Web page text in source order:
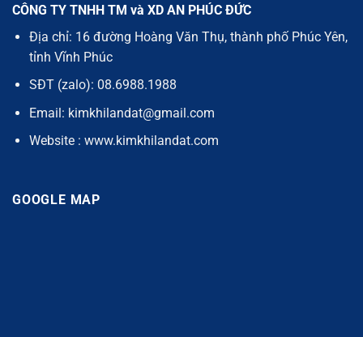
CÔNG TY TNHH TM và XD AN PHÚC ĐỨC
Địa chỉ: 16 đường Hoàng Văn Thụ, thành phố Phúc Yên,
tỉnh Vĩnh Phúc
SĐT (zalo): 08.6988.1988
Email: kimkhilandat@gmail.com
Website : www.kimkhilandat.com
GOOGLE MAP